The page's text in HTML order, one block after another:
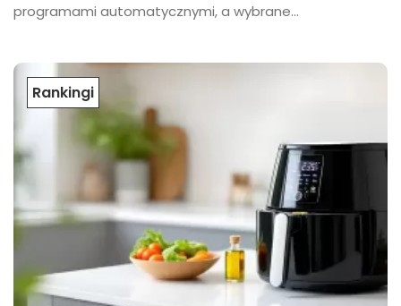
programami automatycznymi, a wybrane...
Rankingi